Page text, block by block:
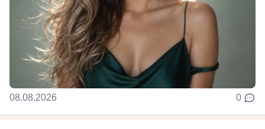
08.08.2026 0